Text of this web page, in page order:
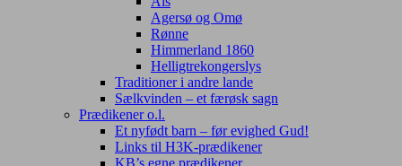
Agersø og Omø
Rønne
Himmerland 1860
Helligtrekongerslys
Traditioner i andre lande
Sælkvinden – et færøsk sagn
Prædikener o.l.
Et nyfødt barn – før evighed Gud!
Links til H3K-prædikener
KB’s egne prædikener